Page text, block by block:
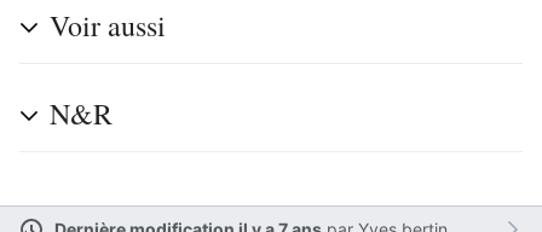
Voir aussi
N&R